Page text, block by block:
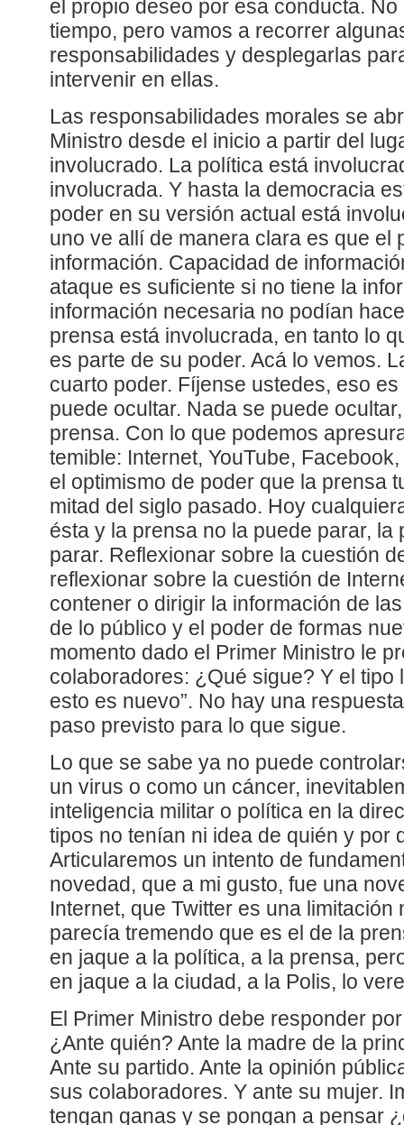
el propio deseo por esa conducta.
tiempo, pero vamos a recorrer
responsabilidades y desplegarlas
intervenir en ellas.
Las responsabilidades morales se
Ministro desde el inicio a partir del
involucrado. La política está
involucrada. Y hasta la democracia
poder en su versión actual está
uno ve allí de manera clara es que el
información. Capacidad de
ataque es suficiente si no tiene la
información necesaria no podían
prensa está involucrada, en tanto lo
es parte de su poder. Acá lo vemos.
cuarto poder. Fíjense ustedes, eso
puede ocultar. Nada se puede
prensa. Con lo que podemos
temible: Internet, YouTube,
el optimismo de poder que la prensa
mitad del siglo pasado. Hoy
ésta y la prensa no la puede parar, la
parar. Reflexionar sobre la cuestión
reflexionar sobre la cuestión de
contener o dirigir la información de
de lo público y el poder de formas
momento dado el Primer Ministro le
colaboradores: ¿Qué sigue? Y el
esto es nuevo”. No hay una
paso previsto para lo que sigue.
Lo que se sabe ya no puede
un virus o como un cáncer,
inteligencia militar o política en la
tipos no tenían ni idea de quién y por
Articularemos un intento de
novedad, que a mi gusto, fue una
Internet, que Twitter es una
parecía tremendo que es el de la
en jaque a la política, a la prensa,
en jaque a la ciudad, a la Polis, lo
El Primer Ministro debe responder
¿Ante quién? Ante la madre de la
Ante su partido. Ante la opinión
sus colaboradores. Y ante su mujer.
tengan ganas y se pongan a pensar